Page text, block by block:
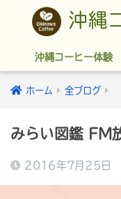
沖縄
沖縄コーヒー体験
ホーム 全ブログ
みらい図鑑 FM
2016年7月25日